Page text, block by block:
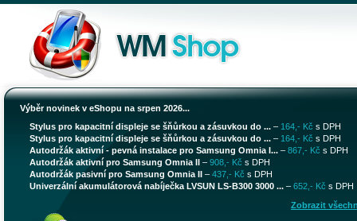
Výběr novinek v eShopu na srpen 2026...
Stylus pro kapacitní displeje se šňůrkou a zásuvkou do ... – 164,- Kč s DPH
Stylus pro kapacitní displeje se šňůrkou a zásuvkou do ... – 164,- Kč s DPH
Autodržák aktivní - pevná instalace pro Samsung Omnia I... – 867,- Kč s DPH
Autodržák aktivní pro Samsung Omnia II – 908,- Kč s DPH
Autodržák pasivní pro Samsung Omnia II – 437,- Kč s DPH
Univerzální akumulátorová nabíječka LVSUN LS-B300 3000 ... – 652,- Kč s DPH
Zobrazit